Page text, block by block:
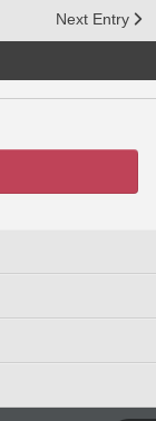
Next Entry